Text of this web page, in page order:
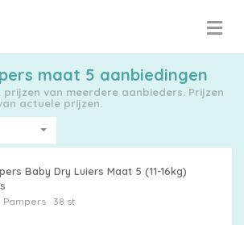
maat 5 aanbiedingen
van meerdere aanbieders. Prijzen
actuele prijzen.
Baby Dry Luiers Maat 5 (11-16kg)
Pampers38 st